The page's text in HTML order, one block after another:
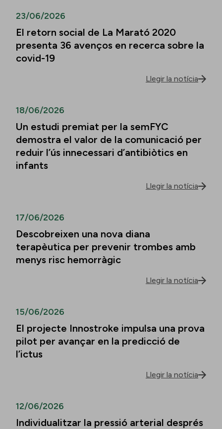
23/06/2026
El retorn social de La Marató 2020
presenta 36 avenços en recerca sobre la
covid-19
Llegir la notícia
18/06/2026
Un estudi premiat per la semFYC
demostra el valor de la comunicació per
reduir l’ús innecessari d’antibiòtics en
infants
Llegir la notícia
17/06/2026
Descobreixen una nova diana
terapèutica per prevenir trombes amb
menys risc hemorràgic
Llegir la notícia
15/06/2026
El projecte Innostroke impulsa una prova
pilot per avançar en la predicció de
l’ictus
Llegir la notícia
12/06/2026
Individualitzar la pressió arterial després